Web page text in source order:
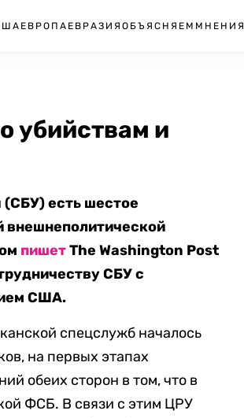
ЕВРОПА ЕВРАЗИЯ ОБЪЯСНЯЕМ МНЕНИЯ
убийствам и
есть шестое
внешнеполитической
пишетThe Washington Post
СБУ с
США.
спецслужб началось
на первых этапах
обеих сторон в том, что в
ФСБ. В связи с этим ЦРУ